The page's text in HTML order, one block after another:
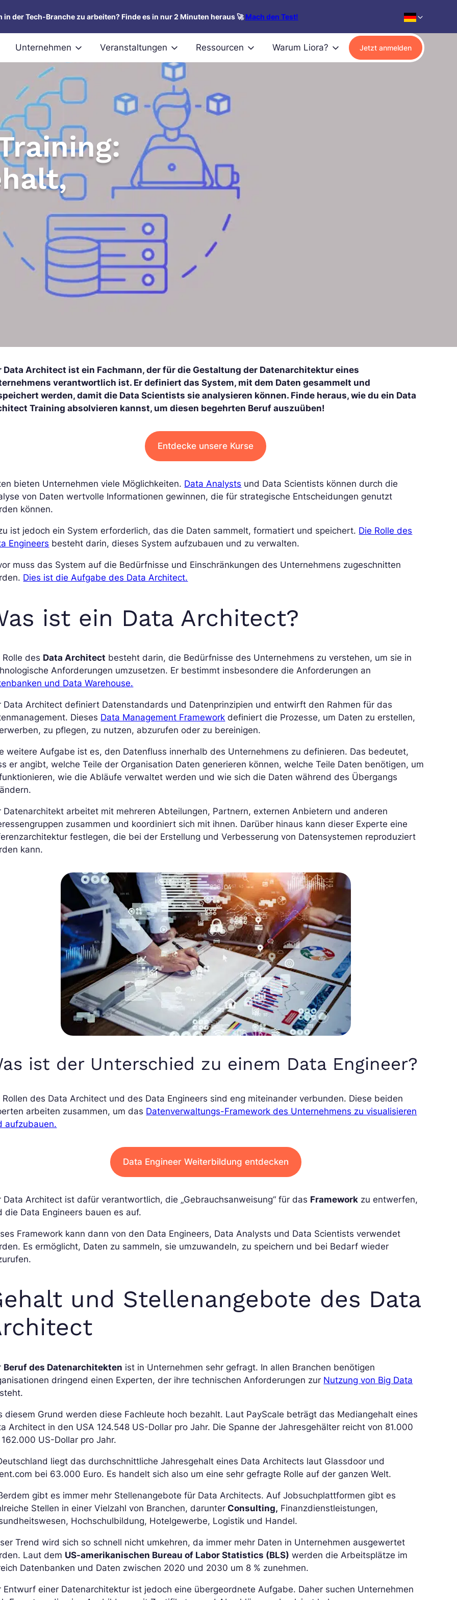
in der Tech-Branche zu arbeiten? Finde es in nur 2 Minuten heraus 🚀Mach den Test!
Unternehmen Veranstaltungen Ressourcen Warum Liora? Jetzt anmelden
Data Architect ist ein Fachmann, der für die Gestaltung der Datenarchitektur eines
verantwortlich ist. Er definiert das System, mit dem Daten gesammelt und
werden, damit die Data Scientists sie analysieren können. Finde heraus, wie du ein Data
Training absolvieren kannst, um diesen begehrten Beruf auszuüben!
Entdecke unsere Kurse
bieten Unternehmen viele Möglichkeiten. Data Analysts und Data Scientists können durch die
von Daten wertvolle Informationen gewinnen, die für strategische Entscheidungen genutzt
können.
ist jedoch ein System erforderlich, das die Daten sammelt, formatiert und speichert. Die Rolle des
Engineers besteht darin, dieses System aufzubauen und zu verwalten.
muss das System auf die Bedürfnisse und Einschränkungen des Unternehmens zugeschnitten
Dies ist die Aufgabe des Data Architect.
ist ein Data Architect?
Rolle des Data Architect besteht darin, die Bedürfnisse des Unternehmens zu verstehen, um sie in
Anforderungen umzusetzen. Er bestimmt insbesondere die Anforderungen an
und Data Warehouse.
Data Architect definiert Datenstandards und Datenprinzipien und entwirft den Rahmen für das
Dieses Data Management Framework definiert die Prozesse, um Daten zu erstellen,
zu pflegen, zu nutzen, abzurufen oder zu bereinigen.
weitere Aufgabe ist es, den Datenfluss innerhalb des Unternehmens zu definieren. Das bedeutet,
er angibt, welche Teile der Organisation Daten generieren können, welche Teile Daten benötigen, um
wie die Abläufe verwaltet werden und wie sich die Daten während des Übergangs
Datenarchitekt arbeitet mit mehreren Abteilungen, Partnern, externen Anbietern und anderen
zusammen und koordiniert sich mit ihnen. Darüber hinaus kann dieser Experte eine
festlegen, die bei der Erstellung und Verbesserung von Datensystemen reproduziert
kann.
ist der Unterschied zu einem Data Engineer?
Rollen des Data Architect und des Data Engineers sind eng miteinander verbunden. Diese beiden
arbeiten zusammen, um das Datenverwaltungs-Framework des Unternehmens zu visualisieren
aufzubauen.
Data Engineer Weiterbildung entdecken
Data Architect ist dafür verantwortlich, die „Gebrauchsanweisung“ für das Framework zu entwerfen,
die Data Engineers bauen es auf.
Framework kann dann von den Data Engineers, Data Analysts und Data Scientists verwendet
Es ermöglicht, Daten zu sammeln, sie umzuwandeln, zu speichern und bei Bedarf wieder
und Stellenangebote des Data
Beruf des Datenarchitekten ist in Unternehmen sehr gefragt. In allen Branchen benötigen
dringend einen Experten, der ihre technischen Anforderungen zur Nutzung von Big Data
diesem Grund werden diese Fachleute hoch bezahlt. Laut PayScale beträgt das Mediangehalt eines
Architect in den USA 124.548 US-Dollar pro Jahr. Die Spanne der Jahresgehälter reicht von 81.000
US-Dollar pro Jahr.
liegt das durchschnittliche Jahresgehalt eines Data Architects laut Glassdoor und
bei 63.000 Euro. Es handelt sich also um eine sehr gefragte Rolle auf der ganzen Welt.
gibt es immer mehr Stellenangebote für Data Architects. Auf Jobsuchplattformen gibt es
Stellen in einer Vielzahl von Branchen, darunter Consulting, Finanzdienstleistungen,
Hochschulbildung, Hotelgewerbe, Logistik und Handel.
Trend wird sich so schnell nicht umkehren, da immer mehr Daten in Unternehmen ausgewertet
Laut dem US-amerikanischen Bureau of Labor Statistics (BLS) werden die Arbeitsplätze im
Datenbanken und Daten zwischen 2020 und 2030 um 8 % zunehmen.
Entwurf einer Datenarchitektur ist jedoch eine übergeordnete Aufgabe. Daher suchen Unternehmen